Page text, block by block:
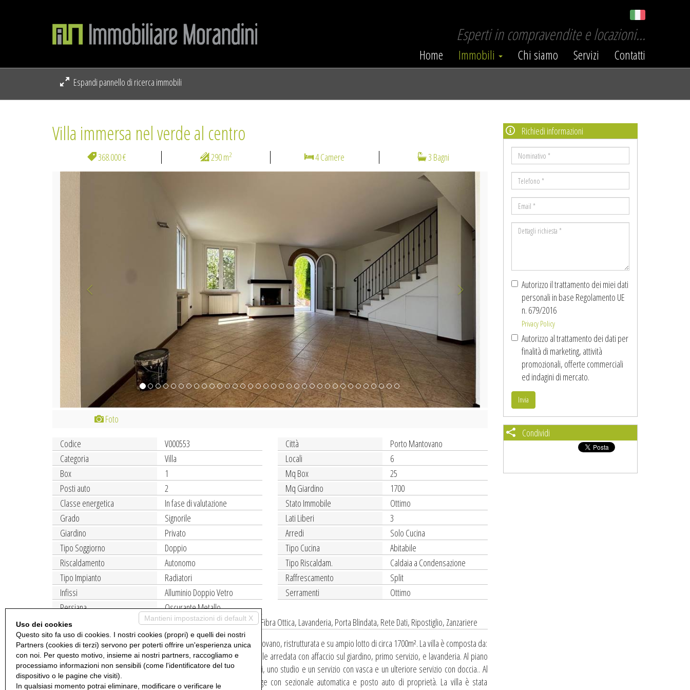
Esperti in compravendite e locazioni...
Home Immobili Chi siamo Servizi Contatti
Espandi pannello di ricerca immobili
Villa immersa nel verde al centro
368.000 € 290 m2 4 Camere 3 Bagni
Foto
Codice
V000553 Città
Porto Mantovano
Categoria
Villa Locali
6
Box
1 Mq Box
25
Posti auto
2 Mq Giardino
1700
Classe energetica
In fase di valutazione Stato Immobile
Ottimo
Grado
Signorile Lati Liberi
3
Giardino
Privato Arredi
Solo Cucina
Tipo Soggiorno
Doppio Tipo Cucina
Abitabile
Riscaldamento
Autonomo Tipo Riscaldam.
Caldaia a Condensazione
Tipo Impianto
Radiatori Raffrescamento
Split
Infissi
Alluminio Doppio Vetro Serramenti
Ottimo
Persiana
Oscurante Metallo
Accessori
Aria Condizionata, Doppi Vetri, Fibra Ottica, Lavanderia, Porta Blindata, Rete Dati, Ripostiglio, Zanzariere
Proponiamo in vendita villa immersa nel verde al centro di Porto Mantovano, ristrutturata e su ampio lotto di circa 1700m². La villa è composta da:
ingresso su ampia e luminosa zona giorno con camino, cucina abitabile arredata con affaccio sul giardino, primo servizio, e lavanderia. Al piano
primo la zona notte si compone di due camere da letto matrimoniali, uno studio e un servizio con vasca e un ulteriore servizio con doccia.. Al
piano superiore altre due camere da circa 30 m² ciascuna. Garage con sezionale automatica e posto auto di proprietà. La villa è stata
Richiedi informazioni
Nominativo
*
Telefono
*
Email
*
Dettagli
Autorizzo il trattamento dei miei dati
personali in base Regolamento UE
n. 679/2016
Privacy Policy
Autorizzo al trattamento dei dati per
finalità di marketing, attività
promozionali, offerte commerciali
ed indagini di mercato.
Invia
Condividi
Mantieni impostazioni di default X
Uso dei cookies
Questo sito fa uso di cookies. I nostri cookies (propri) e quelli dei nostri
Partners (cookies di terzi) servono per poterti offrire un'esperienza unica
con noi. Per questo motivo, insieme ai nostri partners, raccogliamo e
processiamo informazioni non sensibili (come l'identificatore del tuo
dispositivo o le pagine che visiti).
In qualsiasi momento potrai eliminare, modificare o verificare le